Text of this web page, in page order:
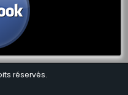
réservés.